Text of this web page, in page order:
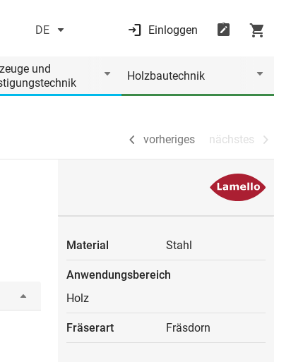
DE Einloggen
und
Holzbautechnik
vorheriges nächstes
vorheriges nächstes
Material Stahl
Anwendungsbereich
Holz
Fräserart Fräsdorn